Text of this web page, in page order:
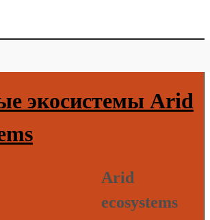
экосистемы Arid
Arid
ecosystems